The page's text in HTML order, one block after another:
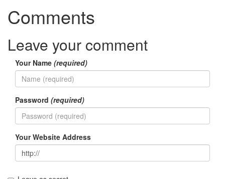
Comments
Leave your comment
Your Name (required)
Password (required)
Your Website Address